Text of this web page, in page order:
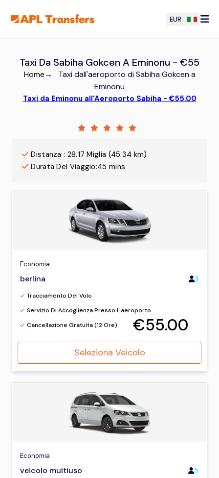
EUR
Taxi Da Sabiha Gokcen A Eminonu - €55
Home→
Taxi dall'aeroporto di Sabiha Gokcen a
Eminonu
Taxi da Eminonu all'Aeroporto Sabiha - €55.00
Distanza : 28.17 Miglia (45.34 km)
Durata Del Viaggio:45 mins
Economia
berlina 3
Tracciamento Del Volo
Servizio Di Accoglienza Presso L'aeroporto
Cancellazione Gratuita (12 Ore)
€55.00
Seleziona Veicolo
Economia
veicolo multiuso 5